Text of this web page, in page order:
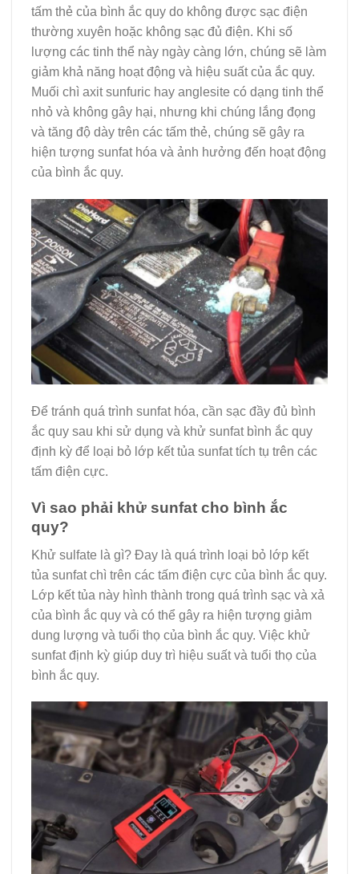
tấm thẻ của bình ắc quy do không được sạc điện
thường xuyên hoặc không sạc đủ điện. Khi số
lượng các tinh thể này ngày càng lớn, chúng sẽ làm
giảm khả năng hoạt động và hiệu suất của ắc quy.
Muối chì axit sunfuric hay anglesite có dạng tinh thể
nhỏ và không gây hại, nhưng khi chúng lắng đọng
và tăng độ dày trên các tấm thẻ, chúng sẽ gây ra
hiện tượng sunfat hóa và ảnh hưởng đến hoạt động
của bình ắc quy.
Để tránh quá trình sunfat hóa, cần sạc đầy đủ bình
ắc quy sau khi sử dụng và khử sunfat bình ắc quy
định kỳ để loại bỏ lớp kết tủa sunfat tích tụ trên các
tấm điện cực.
Vì sao phải khử sunfat cho bình ắc
quy?
Khử sulfate là gì? Đay là quá trình loại bỏ lớp kết
tủa sunfat chì trên các tấm điện cực của bình ắc quy.
Lớp kết tủa này hình thành trong quá trình sạc và xả
của bình ắc quy và có thể gây ra hiện tượng giảm
dung lượng và tuổi thọ của bình ắc quy. Việc khử
sunfat định kỳ giúp duy trì hiệu suất và tuổi thọ của
bình ắc quy.